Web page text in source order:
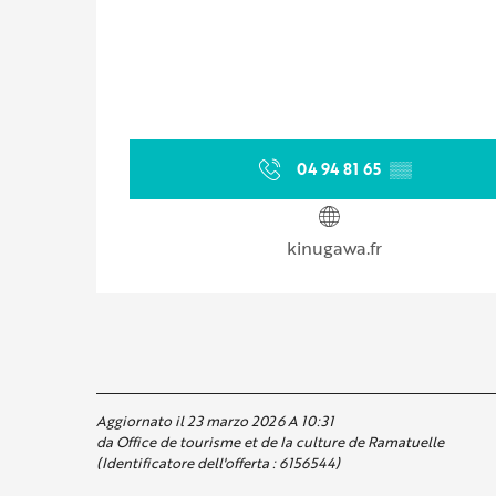
04 94 81 65 ▒▒
kinugawa.fr
Aggiornato il 23 marzo 2026 A 10:31
da Office de tourisme et de la culture de Ramatuelle
(Identificatore dell'offerta :6156544)